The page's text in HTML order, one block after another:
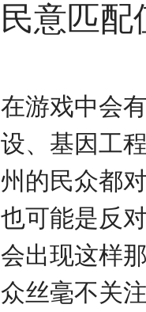
民意匹配
在游戏中会
设、基因工
州的民众都
也可能是反
会出现这样
众丝毫不关